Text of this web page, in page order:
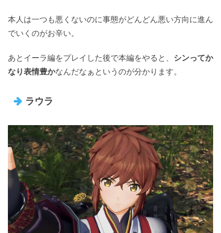
本人は一つも悪くないのに事態がどんどん悪い方向に進ん
でいくのがお辛い。
あとイーラ編をプレイした後で本編をやると、 シンってか
なり表情豊かなんだなぁというのが分かります。
ラウラ